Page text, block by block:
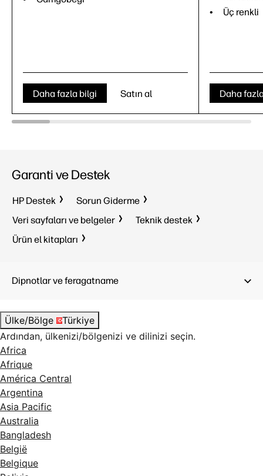
Daha fazla bilgi Satın al
Üç renkli
Daha
Garanti ve Destek
HP Destek
Sorun Giderme
Veri sayfaları ve belgeler
Teknik destek
Ürün el kitapları
Dipnotlar ve feragatname
Ülke/Bölge
Türkiye
Ardından, ülkenizi/bölgenizi ve dilinizi seçin.
Africa
Afrique
América Central
Argentina
Asia Pacific
Australia
Bangladesh
België
Belgique